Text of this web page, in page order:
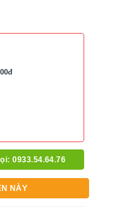
0933.54.64.76
NÀY